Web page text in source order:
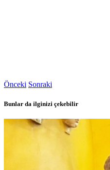
Önceki Sonraki
Bunlar da ilginizi çekebilir